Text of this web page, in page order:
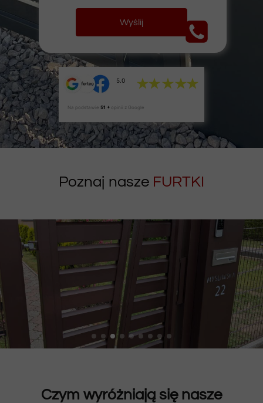
Wyślij
5.0
Na podstawie 51 + opinii z Google
Poznaj nasze FURTKI
Czym wyróżniają się nasze